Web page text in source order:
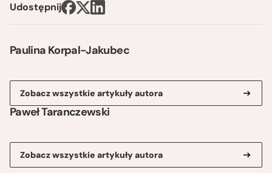
Paulina Korpal-Jakubec
Zobacz wszystkie artykuły autora
Paweł Taranczewski
Zobacz wszystkie artykuły autora
Udostępnij